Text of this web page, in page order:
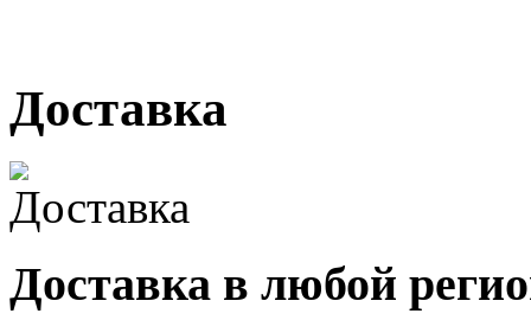
Доставка
Доставка в любой